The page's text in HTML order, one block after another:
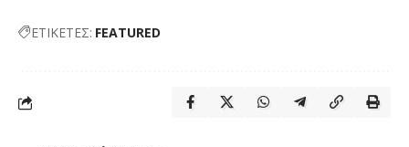
ΕΤΙΚΕΤΕΣ: FEATURED